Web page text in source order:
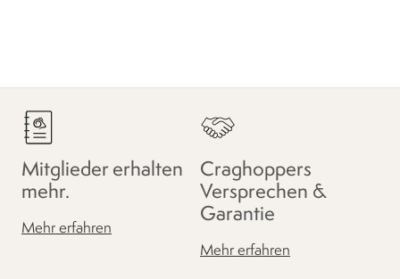
Mitglieder erhalten
mehr.
Mehr erfahren
Craghoppers
Versprechen &
Garantie
Mehr erfahren